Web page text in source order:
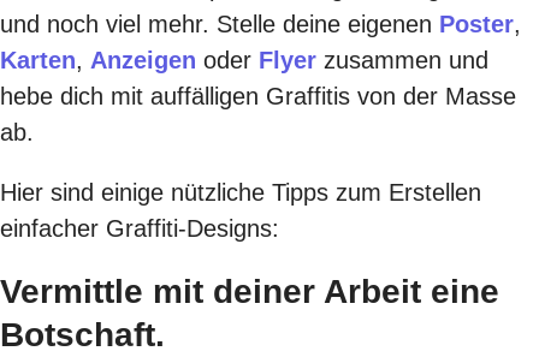
und noch viel mehr. Stelle deine eigenen Poster,
Karten, Anzeigen oder Flyer zusammen und
hebe dich mit auffälligen Graffitis von der Masse
ab.
Hier sind einige nützliche Tipps zum Erstellen
einfacher Graffiti-Designs:
Vermittle mit deiner Arbeit eine
Botschaft.